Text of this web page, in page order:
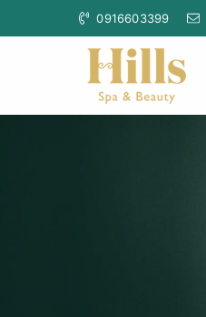
0916603399